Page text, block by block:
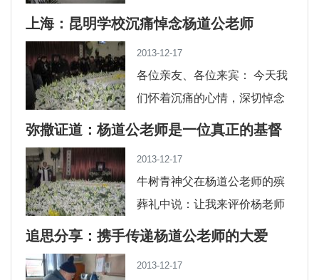
的大事业，而是只有爱才能成
也说：我们的价值不在于做的...
上海：昆明学校沉痛悼念杨道公老师
2013-12-17
各位亲友、各位来宾： 今天我
们怀着沉痛的心情，深切悼念
我们敬爱的杨道公老师。追忆
他为学为业的严谨品格，追...
弥撒证道：杨道公老师是一位真正的基督
徒
2013-12-17
牛树青神父在杨道公老师的殡
葬礼中说：让我来评价杨老师
的一生只有一句话：杨老师是
是耶稣真正的门徒。圣经里
追思分享：携手传递杨道公老师的大爱
2013-12-17